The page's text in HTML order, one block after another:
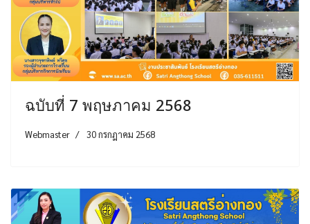
ฉบับที่ 7 พฤษภาคม 2568
Webmaster 30 กรกฎาคม 2568